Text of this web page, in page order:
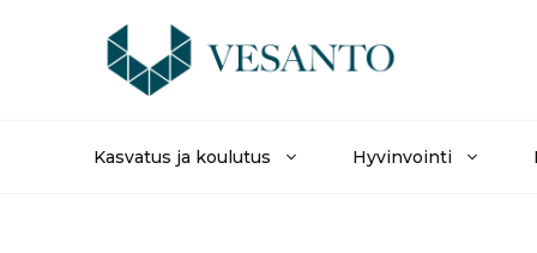
Kasvatus ja koulutus Hyvinvointi